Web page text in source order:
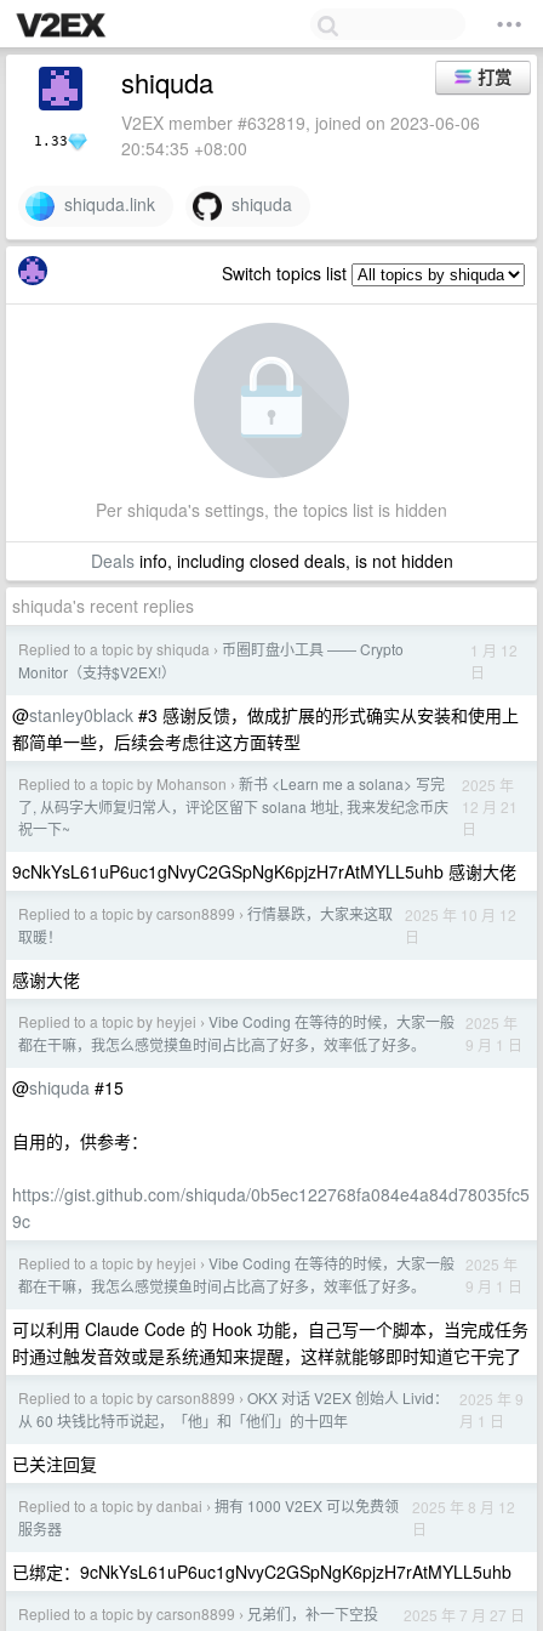
1.33
打赏
shiquda
V2EX member #632819, joined on 2023-06-06
20:54:35 +08:00
shiquda.link shiquda
Switch topics list
Per shiquda's settings, the topics list is hidden
Dealsinfo, including closed deals, is not hidden
shiquda's recent replies
Replied to a topic by shiquda › 币圈盯盘小工具 —— Crypto
Monitor（支持$V2EX!）
1 月 12
日
@stanley0black #3 感谢反馈，做成扩展的形式确实从安装和使用上
都简单一些，后续会考虑往这方面转型
Replied to a topic by Mohanson › 新书 <Learn me a solana> 写完
了, 从码字大师复归常人，评论区留下 solana 地址, 我来发纪念币庆
祝一下~
2025 年
12 月 21
日
9cNkYsL61uP6uc1gNvyC2GSpNgK6pjzH7rAtMYLL5uhb 感谢大佬
Replied to a topic by carson8899 › 行情暴跌，大家来这取
取暖！
2025 年 10 月 12
日
感谢大佬
Replied to a topic by heyjei › Vibe Coding 在等待的时候，大家一般
都在干嘛，我怎么感觉摸鱼时间占比高了好多，效率低了好多。
2025 年
9 月 1 日
@shiquda #15
自用的，供参考：
https://gist.github.com/shiquda/0b5ec122768fa084e4a84d78035fc5
9c
Replied to a topic by heyjei › Vibe Coding 在等待的时候，大家一般
都在干嘛，我怎么感觉摸鱼时间占比高了好多，效率低了好多。
2025 年
9 月 1 日
可以利用 Claude Code 的 Hook 功能，自己写一个脚本，当完成任务
时通过触发音效或是系统通知来提醒，这样就能够即时知道它干完了
Replied to a topic by carson8899 › OKX 对话 V2EX 创始人 Livid：
从 60 块钱比特币说起，「他」和「他们」的十四年
2025 年 9
月 1 日
已关注回复
Replied to a topic by danbai › 拥有 1000 V2EX 可以免费领
服务器
2025 年 8 月 12
日
已绑定：9cNkYsL61uP6uc1gNvyC2GSpNgK6pjzH7rAtMYLL5uhb
Replied to a topic by carson8899 › 兄弟们，补一下空投 2025 年 7 月 27 日